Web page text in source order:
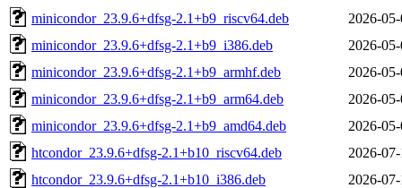
minicondor_23.9.6+dfsg-2.1+b9_riscv64.deb
2026-
minicondor_23.9.6+dfsg-2.1+b9_i386.deb
2026-
minicondor_23.9.6+dfsg-2.1+b9_armhf.deb
2026-
minicondor_23.9.6+dfsg-2.1+b9_arm64.deb
2026-
minicondor_23.9.6+dfsg-2.1+b9_amd64.deb
2026-
htcondor_23.9.6+dfsg-2.1+b10_riscv64.deb
2026-
htcondor_23.9.6+dfsg-2.1+b10_i386.deb
2026-